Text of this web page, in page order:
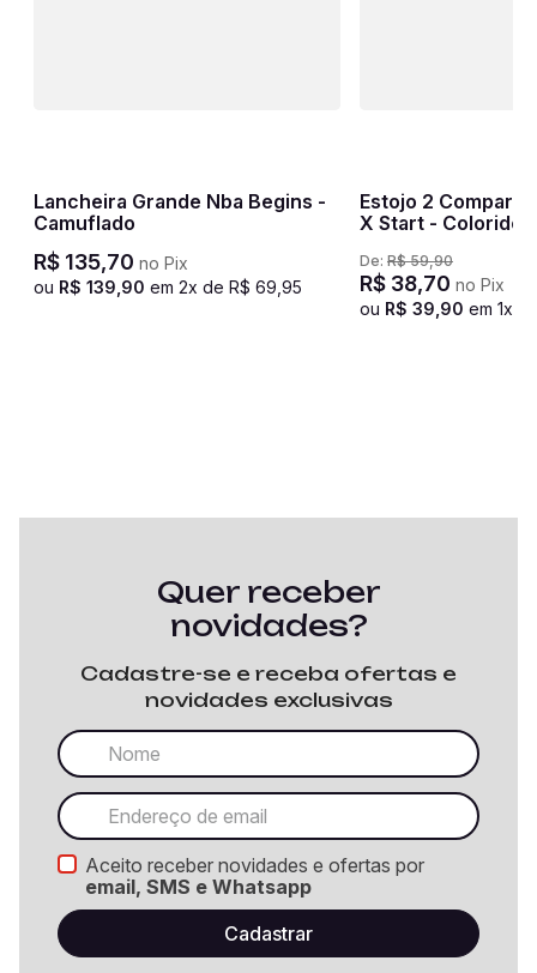
Lancheira Grande Nba Begins -
Camuflado
R$ 135,70 no Pix
ou R$ 139 90 em 2x de R$ 69 95
Estojo 2
X Start - Colorido
De: R$ 59,90
R$ 38,70 no Pix
ou R$ 39 90 em 1x
Quer receber
novidades?
Cadastre-se e receba ofertas e
novidades exclusivas
Aceito receber novidades e ofertas por
email, SMS e Whatsapp